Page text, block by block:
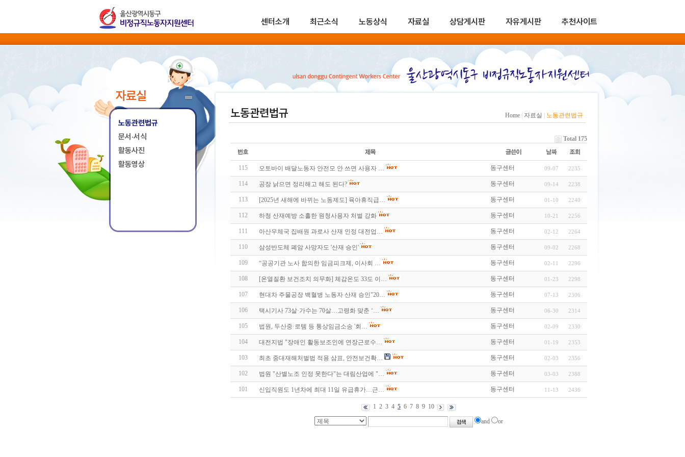
센터소개 최근소식 노동상식 자료실 상담게시판 자유게시판 추천사이트
자료실
노동관련법규
문서·서식
활동사진
활동영상
노동관련법규 Home 자료실 노동관련법규
Total 175
115 오토바이 배달노동자 안전모 안 쓰면 사용자 … 동구센터 09-07 2235
114 공장 낡으면 정리해고 해도 된다? 동구센터 09-14 2238
113 [2025년 새해에 바뀌는 노동제도] 육아휴직급… 동구센터 01-10 2240
112 하청 산재예방 소홀한 원청사용자 처벌 강화 동구센터 10-21 2256
111 아산우체국 집배원 과로사 산재 인정 대전업… 동구센터 02-12 2264
110 삼성반도체 폐암 사망자도 '산재 승인' 동구센터 09-02 2268
109 “공공기관 노사 합의한 임금피크제, 이사회 … 동구센터 02-11 2296
108 [온열질환 보건조치 의무화] 체감온도 33도 이… 동구센터 01-23 2298
107 현대차 주물공장 백혈병 노동자 산재 승인"20… 동구센터 07-13 2306
106 택시기사 73살·가수는 70살…고령화 맞춘 ‘… 동구센터 06-30 2314
105 법원, 두산중·로템 등 통상임금소송 '회… 동구센터 02-09 2330
104 대전지법 "장애인 활동보조인에 연장근로수… 동구센터 01-19 2353
103 최초 중대재해처벌법 적용 삼표, 안전보건확… 동구센터 02-03 2356
102 법원 "산별노조 인정 못한다"는 대림산업에 "… 동구센터 03-03 2388
101 신입직원도 1년차에 최대 11일 유급휴가…근… 동구센터 11-13 2436
1 2 3 4 5 6 7 8 9 10
and or